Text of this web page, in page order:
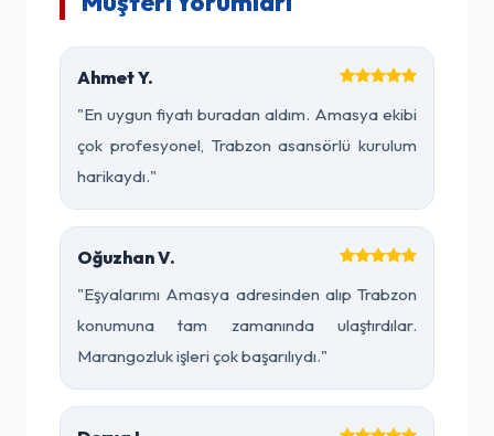
Ahmet Y.
"En uygun fiyatı buradan aldım. Amasya ekibi
çok profesyonel, Trabzon asansörlü kurulum
harikaydı."
Oğuzhan V.
"Eşyalarımı Amasya adresinden alıp Trabzon
konumuna tam zamanında ulaştırdılar.
Marangozluk işleri çok başarılıydı."